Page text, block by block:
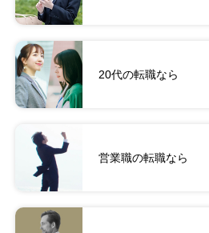
20代の転職なら
営業職の転職なら